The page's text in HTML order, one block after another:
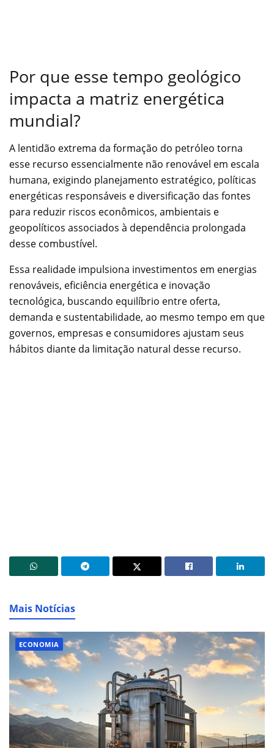
Por que esse tempo geológico
impacta a matriz energética
mundial?
A lentidão extrema da formação do petróleo torna
esse recurso essencialmente não renovável em escala
humana, exigindo planejamento estratégico, políticas
energéticas responsáveis e diversificação das fontes
para reduzir riscos econômicos, ambientais e
geopolíticos associados à dependência prolongada
desse combustível.
Essa realidade impulsiona investimentos em energias
renováveis, eficiência energética e inovação
tecnológica, buscando equilíbrio entre oferta,
demanda e sustentabilidade, ao mesmo tempo em que
governos, empresas e consumidores ajustam seus
hábitos diante da limitação natural desse recurso.
Mais Notícias
ECONOMIA